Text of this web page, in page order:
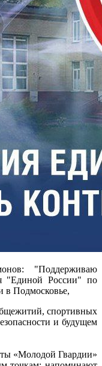
"Поддерживаю
"Единой России" по
в Подмосковье,
спортивных
и будущем
«Молодой Гвардии»